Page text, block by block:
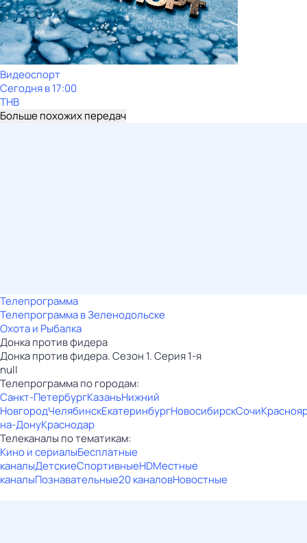
Видеоспорт
Сегодня в 17:00
ТНВ
Больше похожих передач
Телепрограмма
Телепрограмма в Зеленодольске
Охота и Рыбалка
Донка против фидера
Донка против фидера. Сезон 1. Серия 1-я
null
Телепрограмма по городам:
Санкт-ПетербургКазаньНижний
НовгородЧелябинскЕкатеринбургНовосибирскСочи
на-ДонуКраснодар
Телеканалы по тематикам:
Кино и сериалыБесплатные
каналыДетскиеСпортивныеHDМестные
каналыПознавательные20 каналовНовостные